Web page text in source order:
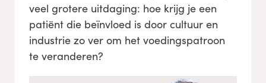
veel grotere uitdaging: hoe krijg je een
patiënt die beïnvloed is door cultuur en
industrie zo ver om het voedingspatroon
te veranderen?